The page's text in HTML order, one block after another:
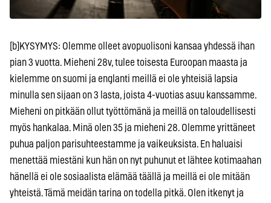
[b]KYSYMYS: Olemme olleet avopuolisoni kansaa yhdessä ihan
pian 3 vuotta. Mieheni 28v, tulee toisesta Euroopan maasta ja
kielemme on suomi ja englanti meillä ei ole yhteisiä lapsia
minulla sen sijaan on 3 lasta, joista 4-vuotias asuu kanssamme.
Mieheni on pitkään ollut työttömänä ja meillä on taloudellisesti
myös hankalaa. Minä olen 35 ja mieheni 28. Olemme yrittäneet
puhua paljon parisuhteestamme ja vaikeuksista. En haluaisi
menettää miestäni kun hän on nyt puhunut et lähtee kotimaahan
hänellä ei ole sosiaalista elämää täällä ja meillä ei ole mitään
yhteistä. Tämä meidän tarina on todella pitkä. Olen itkenyt ja